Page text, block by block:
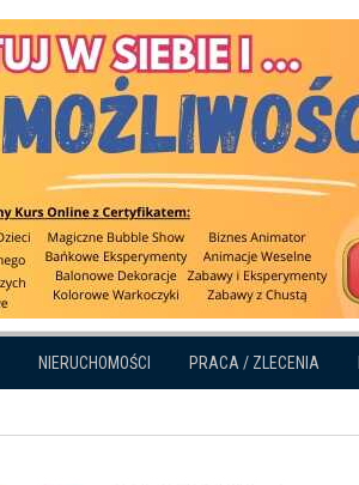
NIERUCHOMOŚCI PRACA / ZLECENIA